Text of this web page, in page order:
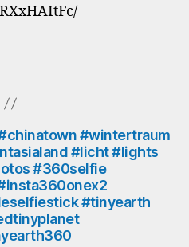
#360photos
#360selfie
werbungunbezahlt
#insta360onex2
@insta360
#invisibleselfiestick
#wintertraum
#licht #lights
#360selfie
#tinyearth